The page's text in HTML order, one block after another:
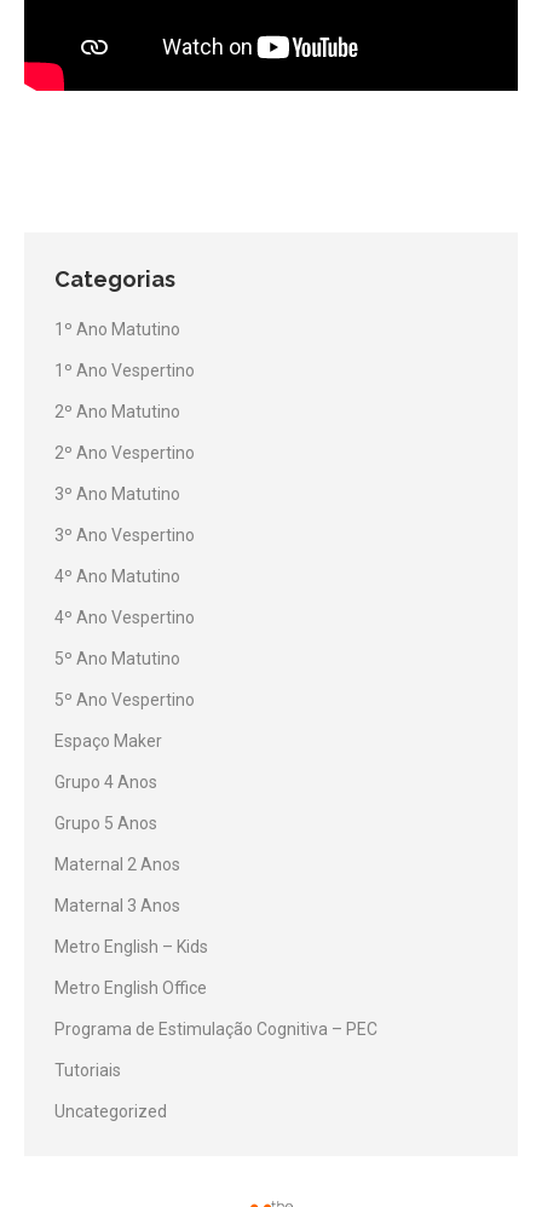
Categorias
1º Ano Matutino
1º Ano Vespertino
2º Ano Matutino
2º Ano Vespertino
3º Ano Matutino
3º Ano Vespertino
4º Ano Matutino
4º Ano Vespertino
5º Ano Matutino
5º Ano Vespertino
Espaço Maker
Grupo 4 Anos
Grupo 5 Anos
Maternal 2 Anos
Maternal 3 Anos
Metro English – Kids
Metro English Office
Programa de Estimulação Cognitiva – PEC
Tutoriais
Uncategorized